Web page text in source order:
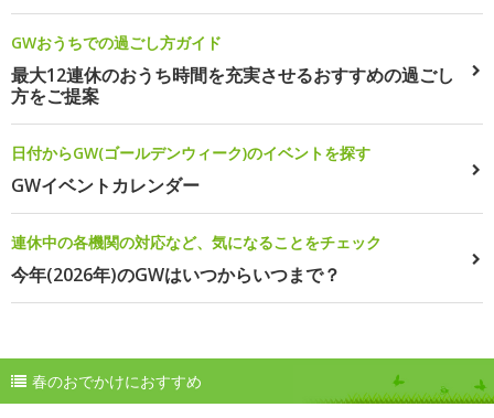
GWおうちでの過ごし方ガイド
最大12連休のおうち時間を充実させるおすすめの過ごし
方をご提案
日付からGW(ゴールデンウィーク)のイベントを探す
GWイベントカレンダー
連休中の各機関の対応など、気になることをチェック
今年(2026年)のGWはいつからいつまで？
春のおでかけにおすすめ